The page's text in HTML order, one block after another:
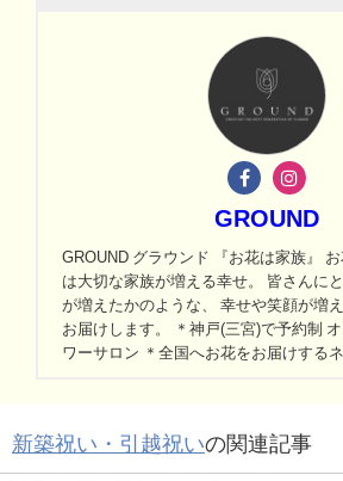
GROUND
GROUND グラウンド 『お花は家族』
は大切な家族が増える幸せ。 皆さんに
が増えたかのような、 幸せや笑顔が増
お届けします。 ＊神戸(三宮)で予約制
ワーサロン ＊全国へお花をお届けする
新築祝い・引越祝いの関連記事